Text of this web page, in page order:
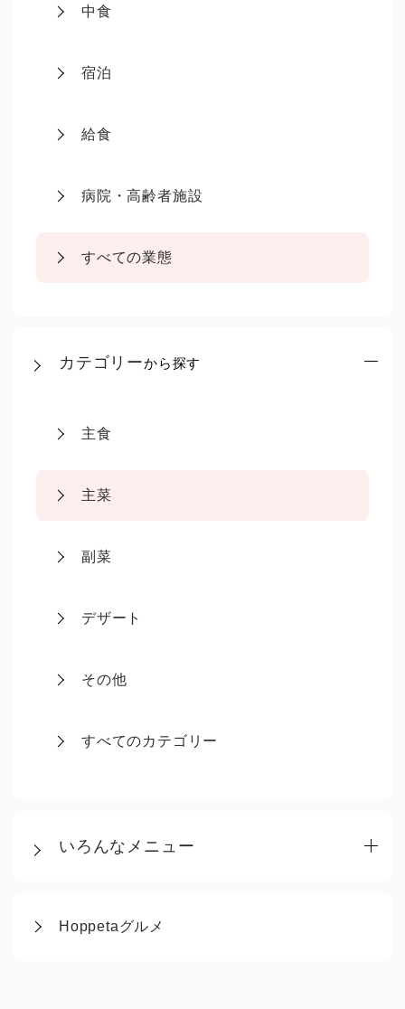
中食
宿泊
給食
病院・高齢者施設
すべての業態
カテゴリーから探す
主食
主菜
副菜
デザート
その他
すべてのカテゴリー
いろんなメニュー
Hoppetaグルメ